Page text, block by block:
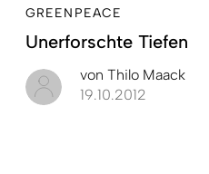
GREENPEACE
Unerforschte Tiefen
von Thilo Maack
19.10.2012